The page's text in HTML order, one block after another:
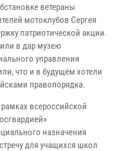
ветераны
мотоклубов Сергея
патриотической акции.
в дар музею
управления
что и в будущем хотели
правопорядка.
всероссийской
назначения
для учащихся школ